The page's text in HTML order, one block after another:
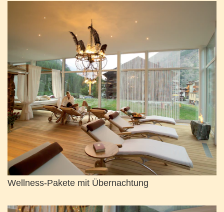
Wellness-Pakete mit Übernachtung